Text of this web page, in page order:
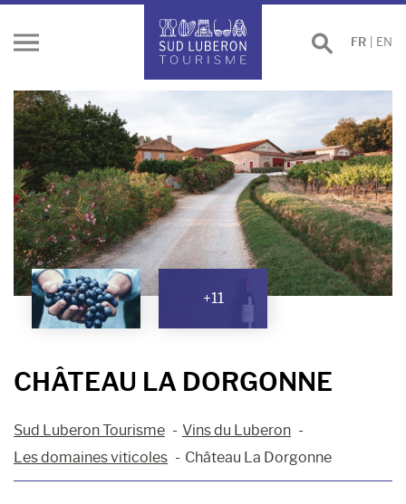
Ouvrir
Effectuer
une
FR EN
+11
CHÂTEAU LA DORGONNE
Sud Luberon Tourisme
Vins du Luberon
Les domaines viticoles
Château La Dorgonne